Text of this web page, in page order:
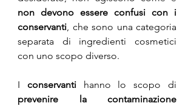
non devono essere confusi con i
conservanti, che sono una categoria
separata di ingredienti cosmetici
con uno scopo diverso.
I conservanti
prevenire la contaminazione